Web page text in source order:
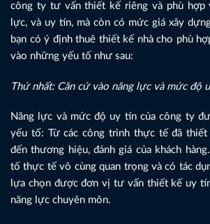
công ty tư vấn thiết kế riêng và phù hợp
lực, và uy tín, mà còn có mức giá xây
bạn có ý định thuê thiết kế nhà cho phù
vào những yếu tố như sau:
Thứ nhất: Căn cứ vào năng lực và mức độ
Năng lực và mức độ uy tín của công ty
yếu tố: Từ các công trình thực tế đã
đến thương hiệu, đánh giá của khách
tố thực tế vô cùng quan trọng và có tác
lựa chọn được đơn vị tư vấn thiết kế uy
năng lực chuyên môn.